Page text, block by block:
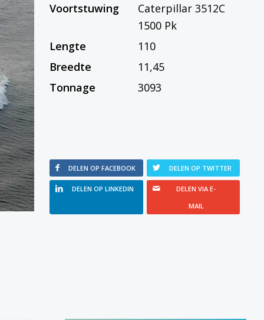
Voortstuwing
Caterpillar 3512C
1500 Pk
Lengte
110
Breedte
11,45
Tonnage
3093
DELEN OP FACEBOOK DELEN OP TWITTER
DELEN OP LINKEDIN
DELEN VIA E-
MAIL